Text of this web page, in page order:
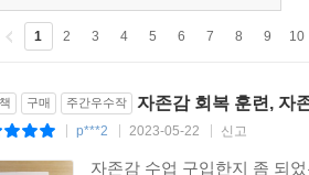
느끼는 ‘핵심 감정’을 찾아내 감정
용기를 북돋운다. 이 감정 훈련을 거
당당함은 덤이다.
1 2 3 4 5 6 7 8 9 10
구매 주간우수작 자존감 회복 훈련, 자
p***2 2023-05-22 신고
자존감 수업 구입한지 좀 되